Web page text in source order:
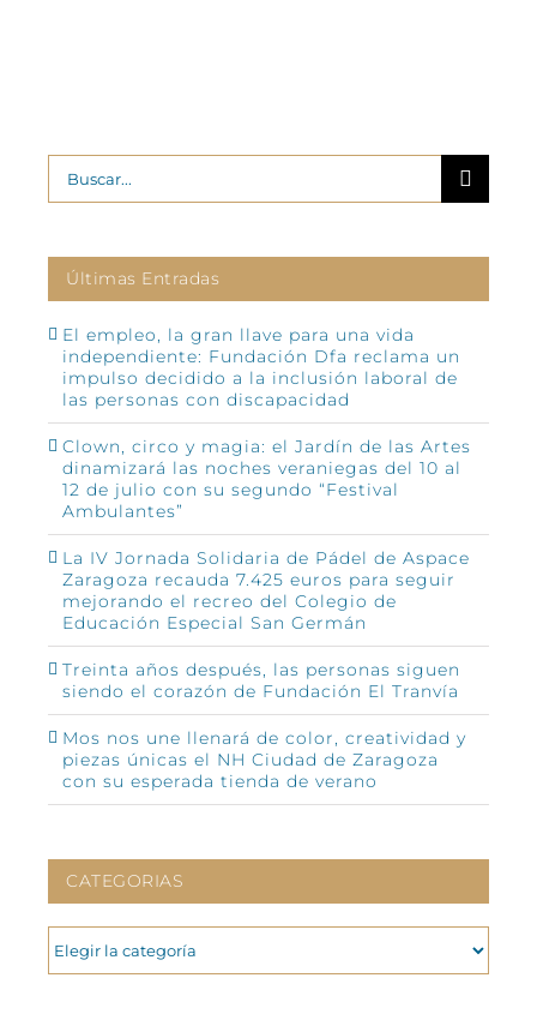
Buscar:
Últimas Entradas
El empleo, la gran llave para una vida
independiente: Fundación Dfa reclama un
impulso decidido a la inclusión laboral de
las personas con discapacidad
Clown, circo y magia: el Jardín de las Artes
dinamizará las noches veraniegas del 10 al
12 de julio con su segundo “Festival
Ambulantes”
La IV Jornada Solidaria de Pádel de Aspace
Zaragoza recauda 7.425 euros para seguir
mejorando el recreo del Colegio de
Educación Especial San Germán
Treinta años después, las personas siguen
siendo el corazón de Fundación El Tranvía
Mos nos une llenará de color, creatividad y
piezas únicas el NH Ciudad de Zaragoza
con su esperada tienda de verano
CATEGORIAS
CATEGORIAS